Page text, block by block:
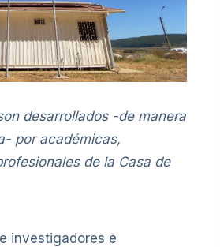
desarrollados -de manera
por académicas,
de la Casa de
investigadores e